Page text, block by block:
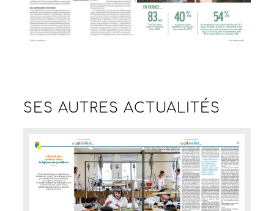
SES AUTRESACTUALITÉS